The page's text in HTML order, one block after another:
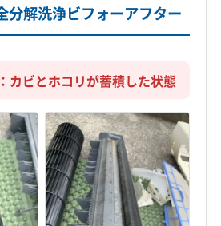
分解洗浄ビフォーアフター
カビとホコリが蓄積した状態